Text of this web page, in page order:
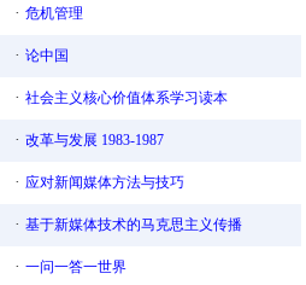
· 危机管理
· 论中国
· 社会主义核心价值体系学习读本
· 改革与发展 1983-1987
· 应对新闻媒体方法与技巧
· 基于新媒体技术的马克思主义传播
· 一问一答一世界